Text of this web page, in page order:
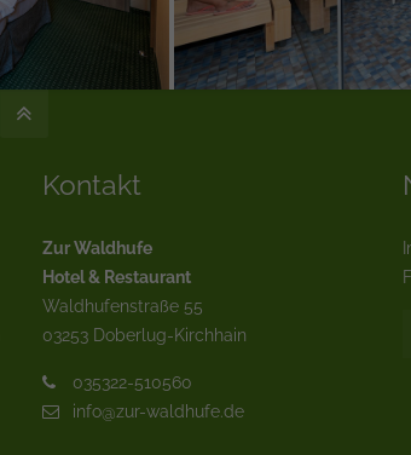
Kontakt
Zur Waldhufe
Hotel & Restaurant
Waldhufenstraße 55
03253 Doberlug-Kirchhain
035322-510560
info@zur-waldhufe.de